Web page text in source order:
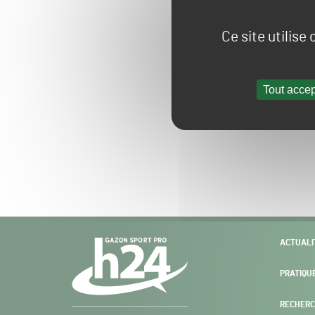
Ce site utilise
Tout